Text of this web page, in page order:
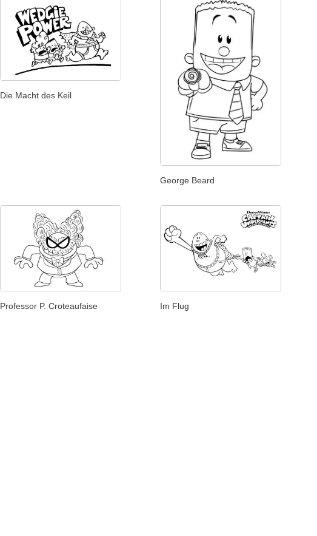
Die Macht des Keil
George Beard
Professor P. Croteaufaise Im Flug